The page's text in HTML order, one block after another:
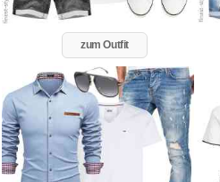
zum Outfit